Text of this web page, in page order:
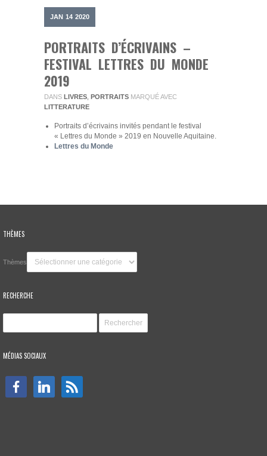
JAN 14 2020
PORTRAITS D’ÉCRIVAINS –
FESTIVAL LETTRES DU MONDE
2019
DANS LIVRES PORTRAITS MARQUÉ AVEC
LITTERATURE
Portraits d’écrivains invités pendant le festival
« Lettres du Monde » 2019 en Nouvelle Aquitaine.
Lettres du Monde
THÈMES
Thèmes
RECHERCHE
MÉDIAS SOCIAUX